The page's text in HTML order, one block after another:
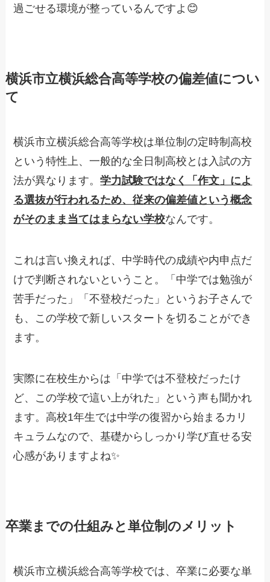
過ごせる環境が整っているんですよ😊
横浜市立横浜総合高等学校の偏差値につい
て
横浜市立横浜総合高等学校は単位制の定時制高校
という特性上、一般的な全日制高校とは入試の方
法が異なります。学力試験ではなく「作文」によ
る選抜が行われるため、従来の偏差値という概念
がそのまま当てはまらない学校なんです。
これは言い換えれば、中学時代の成績や内申点だ
けで判断されないということ。「中学では勉強が
苦手だった」「不登校だった」というお子さんで
も、この学校で新しいスタートを切ることができ
ます。
実際に在校生からは「中学では不登校だったけ
ど、この学校で這い上がれた」という声も聞かれ
ます。高校1年生では中学の復習から始まるカリ
キュラムなので、基礎からしっかり学び直せる安
心感がありますよね✨
卒業までの仕組みと単位制のメリット
横浜市立横浜総合高等学校では、卒業に必要な単